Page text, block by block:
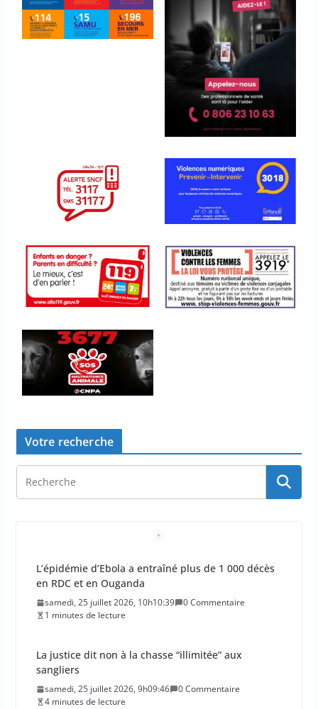
Votre recherche
La justice dit non à la chasse “illimitée” aux
sangliers
samedi, 25 juillet 2026, 9h09:46
0 Commentaire
4 minutes de lecture
Doublement des franchises médicales et hausse
du ticket modérateur
vendredi, 24 juillet 2026, 12h12:21
0 Commentaire
2 minutes de lecture